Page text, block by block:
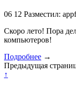
06 12 Разместил:
Скоро лето! Пора
компьютеров!
Подробнее →
Предыдущая
↑